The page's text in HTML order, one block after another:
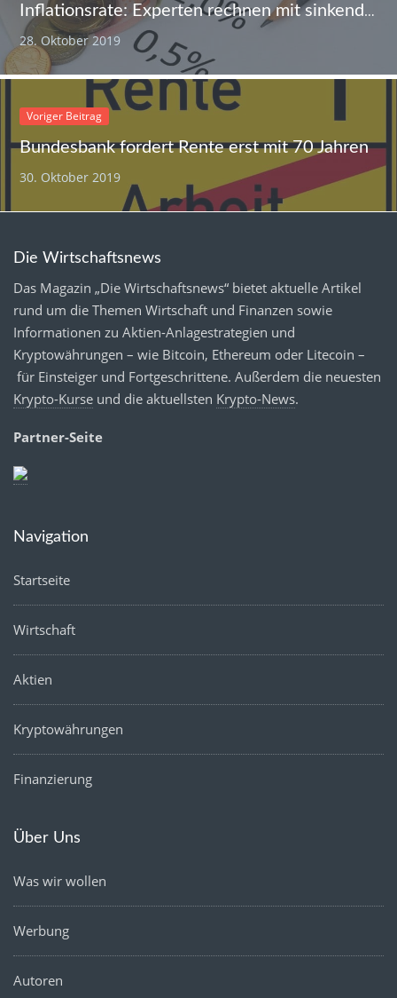
Inflationsrate: Experten rechnen mit sinkender Preissteigerung
28. Oktober 2019
Voriger Beitrag
Bundesbank fordert Rente erst mit 70 Jahren
30. Oktober 2019
Die Wirtschaftsnews
Das Magazin „Die Wirtschaftsnews“ bietet aktuelle Artikel
rund um die Themen Wirtschaft und Finanzen sowie
Informationen zu Aktien-Anlagestrategien und
Kryptowährungen – wie Bitcoin, Ethereum oder Litecoin –
für Einsteiger und Fortgeschrittene. Außerdem die neuesten
Krypto-Kurse und die aktuellsten Krypto-News.
Partner-Seite
Navigation
Startseite
Wirtschaft
Aktien
Kryptowährungen
Finanzierung
Über Uns
Was wir wollen
Werbung
Autoren